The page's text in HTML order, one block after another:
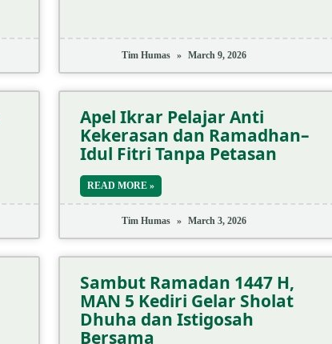
Tim Humas March 9, 2026
Apel Ikrar Pelajar Anti
Kekerasan dan Ramadhan–
Idul Fitri Tanpa Petasan
READ MORE »
Tim Humas March 3, 2026
Sambut Ramadan 1447 H,
MAN 5 Kediri Gelar Sholat
Dhuha dan Istigosah
Bersama